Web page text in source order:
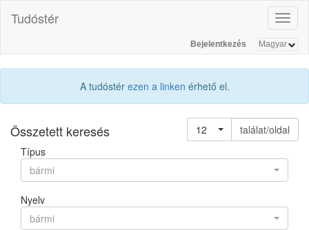
Tudóstér
Bejelentkezés
A tudóstér ezen a linken érhető el.
Összetett keresés 12
találat/oldal
Típus
bármi
Nyelv
bármi